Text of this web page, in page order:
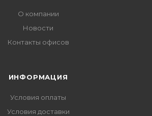
О компании
Новости
Контакты офисов
ИНФОРМАЦИЯ
Условия оплаты
Условия доставки